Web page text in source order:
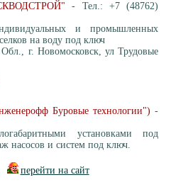
- Тел.: +7 (48762)
и промышленных
на воду под ключ
Обл., г. Новомосковск, ул Трудовые
Буровые технологии") -
установками под
насосов и систем под ключ.
перейти на сайт